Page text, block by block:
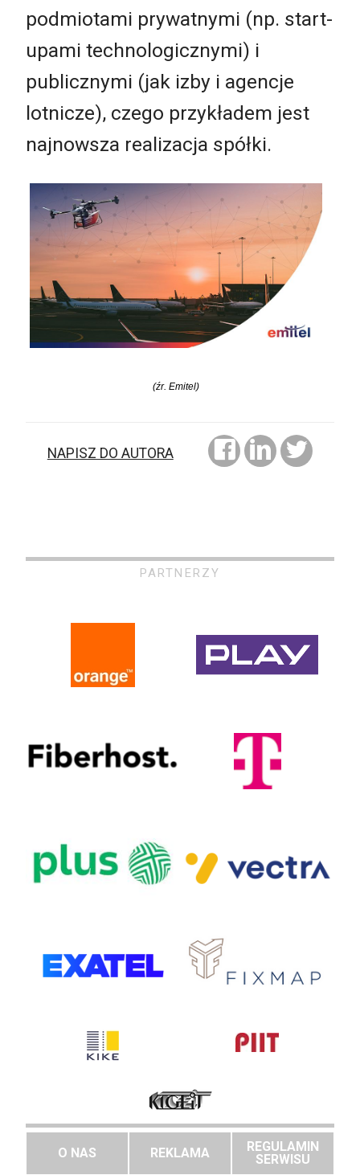
podmiotami prywatnymi (np. start-
upami technologicznymi) i
publicznymi (jak izby i agencje
lotnicze), czego przykładem jest
najnowsza realizacja spółki.
(źr. Emitel)
NAPISZ DO AUTORA
PARTNERZY
O NAS REKLAMA
REGULAMIN
SERWISU